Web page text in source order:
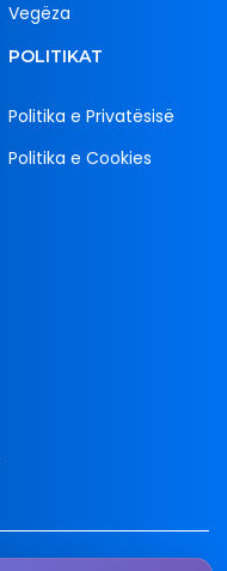
Vegëza
POLITIKAT
Politika e Privatësisë
Politika e Cookies